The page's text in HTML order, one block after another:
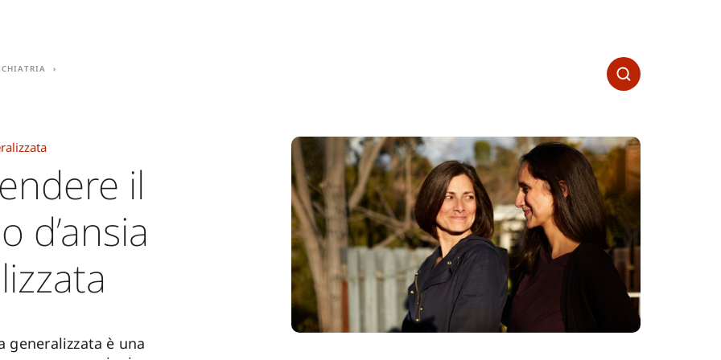
il
d’ansia
generalizzata è una